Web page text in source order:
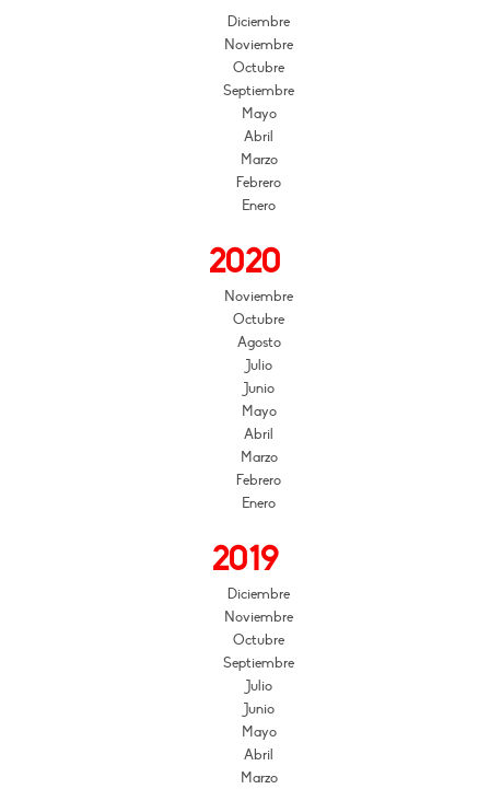
Diciembre
Noviembre
Octubre
Septiembre
Mayo
Abril
Marzo
Febrero
Enero
2020
Noviembre
Octubre
Agosto
Julio
Junio
Mayo
Abril
Marzo
Febrero
Enero
2019
Diciembre
Noviembre
Octubre
Septiembre
Julio
Junio
Mayo
Abril
Marzo